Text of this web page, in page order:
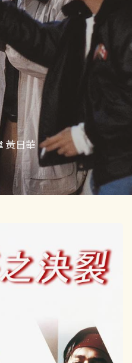
家庭
成人
特別/特輯
一般
黃日華